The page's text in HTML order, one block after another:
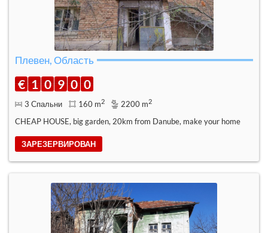
Плевен, Область
€ 1 0 9 0 0
3 Спальни 160 m2 2200 m2
CHEAP HOUSE, big garden, 20km from Danube, make your home
ЗАРЕЗЕРВИРОВАН